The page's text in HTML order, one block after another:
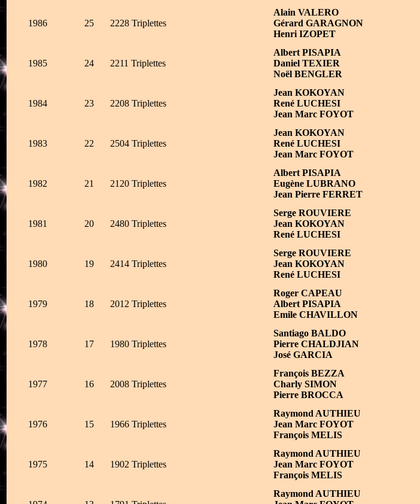
1986 25 2228 Triplettes
Alain VALERO
Gérard GARAGNON
Henri IZOPET
1985 24 2211 Triplettes
Albert PISAPIA
Daniel TEXIER
Noël BENGLER
1984 23 2208 Triplettes
Jean KOKOYAN
René LUCHESI
Jean Marc FOYOT
1983 22 2504 Triplettes
Jean KOKOYAN
René LUCHESI
Jean Marc FOYOT
1982 21 2120 Triplettes
Albert PISAPIA
Eugène LUBRANO
Jean Pierre FERRET
1981 20 2480 Triplettes
Serge ROUVIERE
Jean KOKOYAN
René LUCHESI
1980 19 2414 Triplettes
Serge ROUVIERE
Jean KOKOYAN
René LUCHESI
1979 18 2012 Triplettes
Roger CAPEAU
Albert PISAPIA
Emile CHAVILLON
1978 17 1980 Triplettes
Santiago BALDO
Pierre CHALDJIAN
José GARCIA
1977 16 2008 Triplettes
François BEZZA
Charly SIMON
Pierre BROCCA
1976 15 1966 Triplettes
Raymond AUTHIEU
Jean Marc FOYOT
François MELIS
1975 14 1902 Triplettes
Raymond AUTHIEU
Jean Marc FOYOT
François MELIS
Raymond AUTHIEU